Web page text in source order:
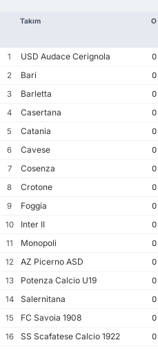
Takım O
1 USD Audace Cerignola 0
2
Bari 0
3
Barletta 0
4
Casertana 0
5
Catania 0
6
Cavese 0
7
Cosenza 0
8
Crotone 0
9
Foggia 0
10
Inter II 0
11
Monopoli 0
12
AZ Picerno ASD 0
13
Potenza Calcio U19 0
14
Salernitana 0
15
FC Savoia 1908 0
16
SS Scafatese Calcio 1922 0